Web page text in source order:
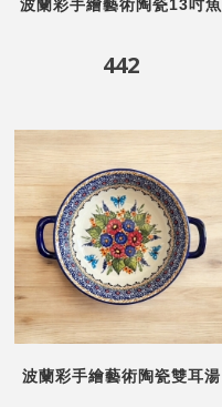
波蘭彩手繪藝術陶瓷13吋魚
442
波蘭彩手繪藝術陶瓷雙耳湯